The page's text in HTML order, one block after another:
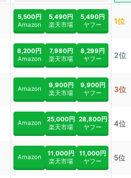
5,500円
Amazon
5,490円
楽天市場
5,490円
ヤフー
1位
8,200円
Amazon
7,980円
楽天市場
8,299円
ヤフー
2位
Amazon
9,900円
楽天市場
9,900円
ヤフー
3位
Amazon
25,000円
楽天市場
28,800円
ヤフー
4位
Amazon
11,000円
楽天市場
11,000円
ヤフー
5位